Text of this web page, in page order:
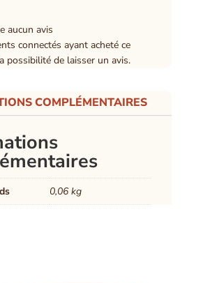
aucun avis
connectés ayant acheté ce
possibilité de laisser un avis.
COMPLÉMENTAIRES
0,06 kg